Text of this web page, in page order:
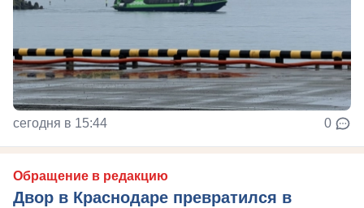
сегодня в 15:44 0
Обращение в редакцию
Двор в Краснодаре превратился в